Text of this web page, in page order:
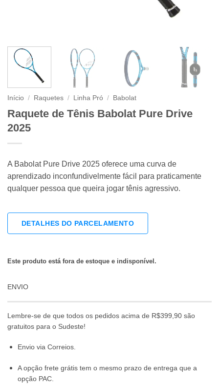
Início / Raquetes / Linha Pró / Babolat
Raquete de Tênis Babolat Pure Drive
2025
A Babolat Pure Drive 2025 oferece uma curva de
aprendizado inconfundivelmente fácil para praticamente
qualquer pessoa que queira jogar tênis agressivo.
DETALHES DO PARCELAMENTO
Este produto está fora de estoque e indisponível.
ENVIO
Lembre-se de que todos os pedidos acima de R$399,90 são
gratuitos para o Sudeste!
Envio via Correios.
A opção frete grátis tem o mesmo prazo de entrega que a
opção PAC.